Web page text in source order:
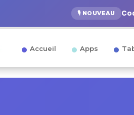
🎙️ NOUVEAU
Accueil Apps